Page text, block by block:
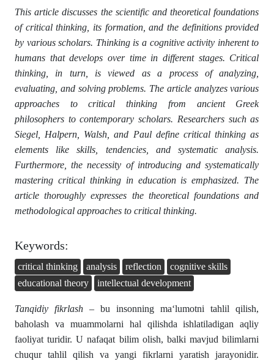
This article discusses the scientific and theoretical foundations
of critical thinking, its formation, and the definitions provided
by various scholars. Thinking is a cognitive activity inherent to
humans that develops over time in different stages. Critical
thinking, in turn, is viewed as a process of analyzing,
evaluating, and solving problems. The article analyzes various
approaches to critical thinking from ancient Greek
philosophers to contemporary scholars. Researchers such as
Siegel, Halpern, Walsh, and Paul define critical thinking as
elements like skills, tendencies, and systematic analysis.
Furthermore, the necessity of introducing and systematically
mastering critical thinking in education is emphasized. The
article thoroughly expresses the theoretical foundations and
methodological approaches to critical thinking.
Keywords:
critical thinking analysis reflection
cognitive skills
educational theory
intellectual development
Tanqidiy fikrlash – bu insonning ma‘lumotni tahlil qilish,
baholash va muammolarni hal qilishda ishlatiladigan aqliy
faoliyat turidir. U nafaqat bilim olish, balki mavjud bilimlarni
chuqur tahlil qilish va yangi fikrlarni yaratish jarayonidir.